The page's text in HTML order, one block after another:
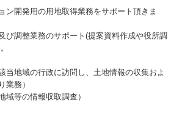
ン開発用の用地取得業務をサポート頂きま
び調整業務のサポート(提案資料作成や役所調
当地域の行政に訪問し、土地情報の収集およ
業務）
域等の情報収取調査）